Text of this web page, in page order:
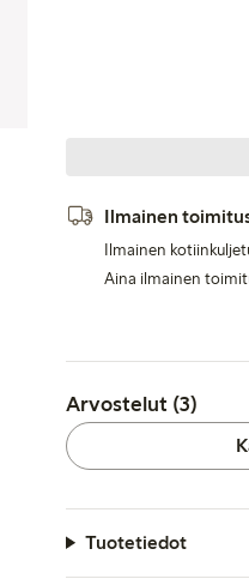
Ilmainen
Ilmainen
Aina ilmainen
Arvostelut (3)
Tuotetiedot